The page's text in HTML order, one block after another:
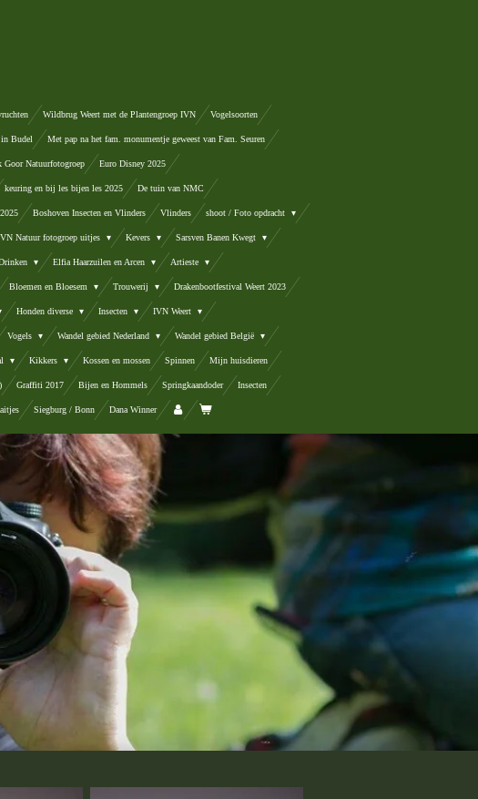
Wildbrug Weert met de Plantengroep IVN Vogelsoorten
Budel Met pap na het fam. monumentje geweest van Fam. Seuren
Goor Natuurfotogroep Euro Disney 2025
keuring en bij les bijen les 2025 De tuin van NMC
Boshoven Insecten en Vlinders Vlinders shoot / Foto opdracht
Natuur fotogroep uitjes Kevers Sarsven Banen Kwegt
Elfia Haarzuilen en Arcen Artieste
Bloemen en Bloesem Trouwerij Drakenbootfestival Weert 2023
Honden diverse Insecten IVN Weert
Vogels Wandel gebied Nederland Wandel gebied België
Kikkers Kossen en mossen Spinnen Mijn huisdieren
Graffiti 2017 Bijen en Hommels Springkaandoder Insecten
Siegburg / Bonn Dana Winner